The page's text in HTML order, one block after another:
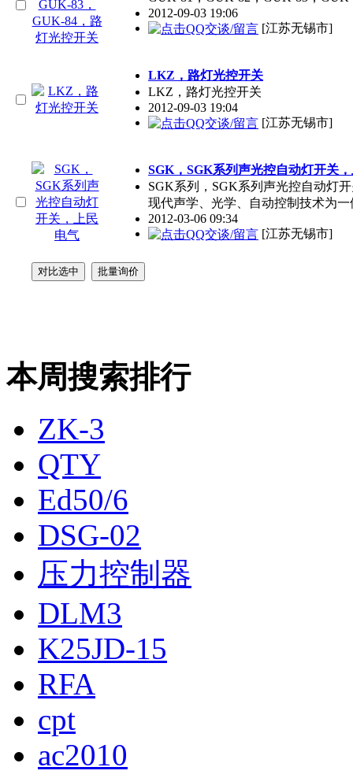
2012-09-03 19:06
[江苏无锡市]
LKZ，路灯光控开关
LKZ，路灯光控开关
2012-09-03 19:04
[江苏无锡市]
SGK，SGK系列声光控自动灯开关
SGK系列，SGK系列声光控自动灯
现代声学、光学、自动控制技术为一
2012-03-06 09:34
[江苏无锡市]
本周搜索排行
ZK-3
QTY
Ed50/6
DSG-02
压力控制器
DLM3
K25JD-15
RFA
cpt
ac2010